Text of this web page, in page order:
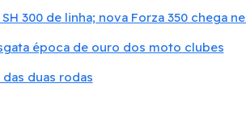
300 de linha; nova Forza 350 chega
época de ouro dos moto clubes
duas rodas